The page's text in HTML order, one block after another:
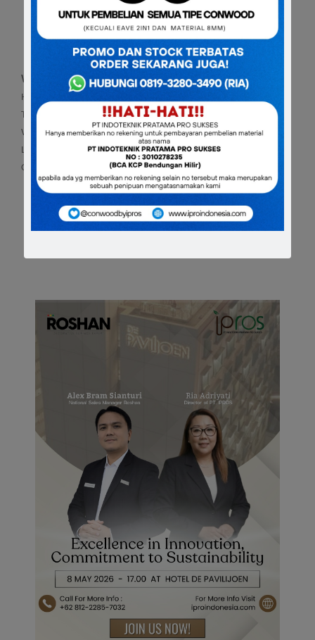
penawaran program kemitraan strategis .
WAKTU & TEMPAT
Hari : Jumat
Tanggal : 8 Mei 2026
Waktu : 17.00 s/d 20.00
Lokasi : Hotel de Paviljoen , Jl LLRE Martadinata No.68 ,
Citarum , Kota Bandung
DAPATKAN HADIAH DAN